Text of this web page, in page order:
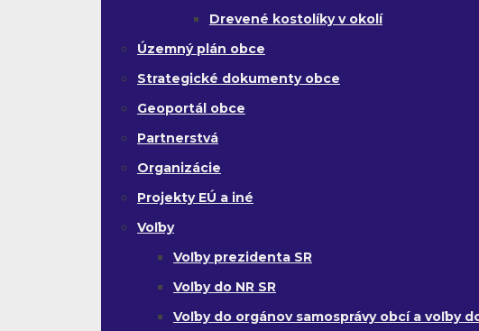
Drevené kostolíky v okolí
Územný plán obce
Strategické dokumenty obce
Geoportál obce
Partnerstvá
Organizácie
Projekty EÚ a iné
Voľby
Voľby prezidenta SR
Voľby do NR SR
Voľby do orgánov samosprávy obcí a voľby